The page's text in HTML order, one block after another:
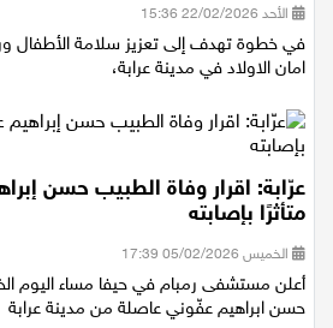
الأحد 22/02/2026 15:36
في خطوة تهدف إلى تعزيز سلامة الأطفال
امان الاولاد في مدينة عرابة،
عرّابة: اقرار وفاة الطبيب حسن
متأثرًا بإصابته
الخميس 05/02/2026 17:39
أعلن مستشفى رمبام في حيفا مساء اليوم
حسن ابراهيم عفّوني عاصلة من مدينة عرابة